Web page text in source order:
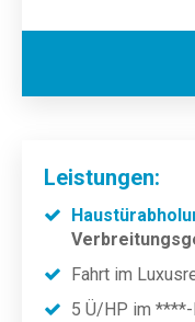
Leistungen:
Fahrt im
5 Ü/HP im ****-